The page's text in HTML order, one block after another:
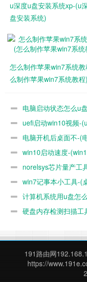
4.安装完成后，点击“
序，如下图所示：
u深度u盘安装系统xp-(u
盘安装系统)
怎么制作苹果win7系统
么制作苹果win7系统教程)
电脑启动状态怎么u
uefi启动win10视频-
电脑开机后桌面不-(
win10启动速度-
norelsys芯片量产工
win7记事本小工具-(
计算机系统用u盘怎
硬盘内存检测扫描
191路由网
https://